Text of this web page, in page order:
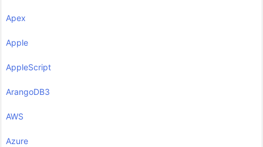
Apex
Apple
AppleScript
ArangoDB3
AWS
Azure